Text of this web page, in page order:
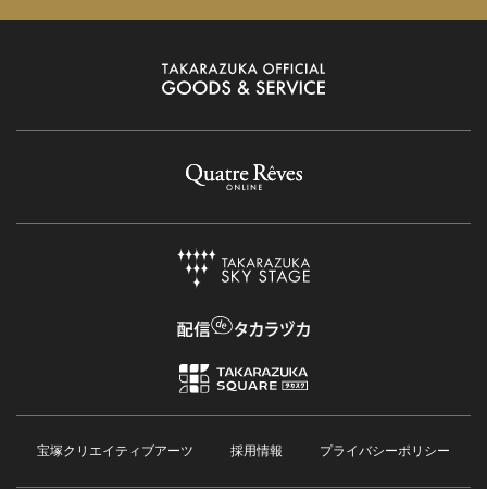
宝塚クリエイティブアーツ 採用情報 プライバシーポリシー